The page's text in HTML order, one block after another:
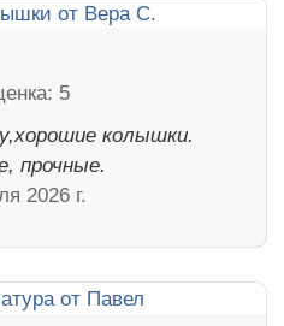
колышки.
прочные.
2026 г.